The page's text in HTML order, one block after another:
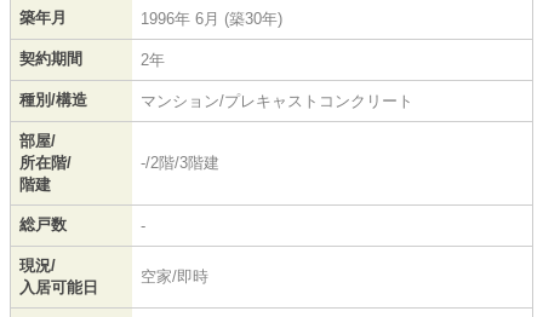
築年月 1996年 6月 (築30年)
契約期間 2年
種別/構造 マンション/プレキャストコンクリート
部屋/
所在階/
階建
-/2階/3階建
総戸数 -
現況/
入居可能日
空家/即時